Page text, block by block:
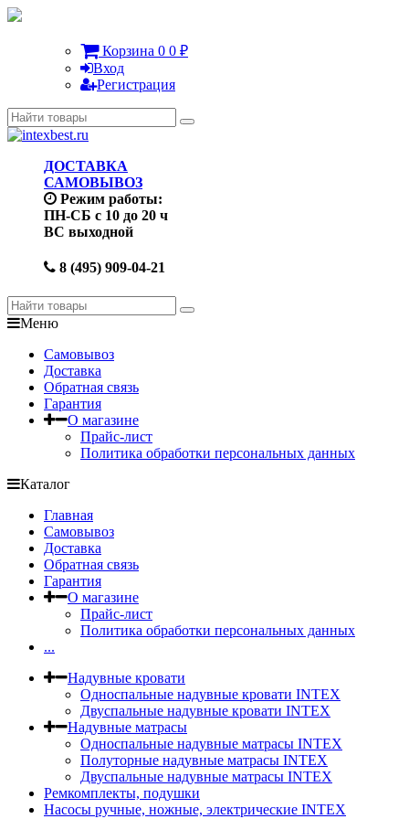
Корзина 0 0 ₽
Вход
Регистрация
ДОСТАВКА
САМОВЫВОЗ
Режим работы:
ПН-СБ с 10 до 20 ч
ВС выходной
8 (495) 909-04-21
Меню
Самовывоз
Доставка
Обратная связь
Гарантия
О магазине
Прайс-лист
Политика обработки персональных данных
Каталог
Главная
Самовывоз
Доставка
Обратная связь
Гарантия
О магазине
Прайс-лист
Политика обработки персональных данных
...
Надувные кровати
Односпальные надувные кровати INTEX
Двуспальные надувные кровати INTEX
Надувные матрасы
Односпальные надувные матрасы INTEX
Полуторные надувные матрасы INTEX
Двуспальные надувные матрасы INTEX
Ремкомплекты, подушки
Насосы ручные, ножные, электрические INTEX